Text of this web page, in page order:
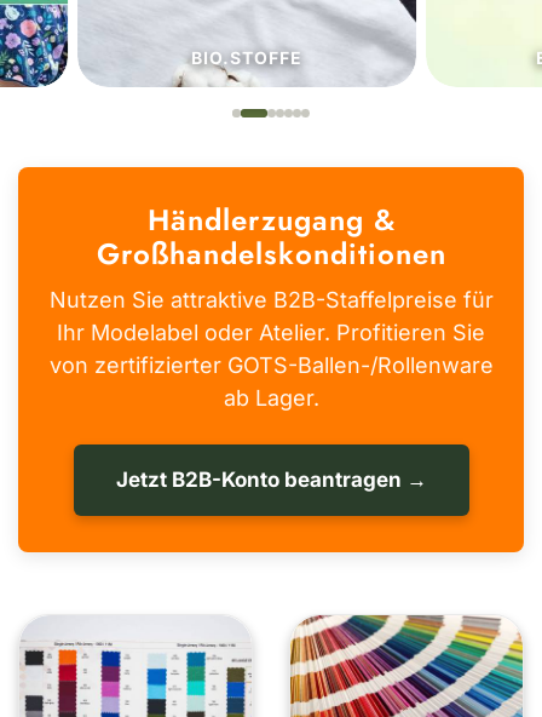
BIO.STOFFE
Händlerzugang &
Großhandelskonditionen
Nutzen Sie attraktive B2B-Staffelpreise für
Ihr Modelabel oder Atelier. Profitieren Sie
von zertifizierter GOTS-Ballen-/Rollenware
ab Lager.
Jetzt B2B-Konto beantragen →